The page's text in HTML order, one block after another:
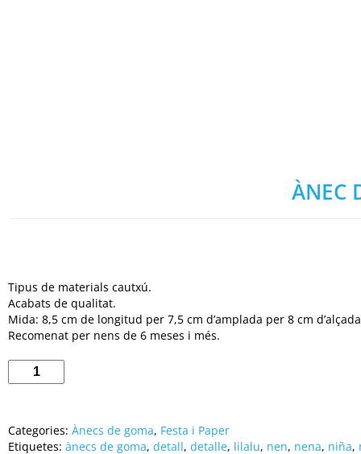
ÀNEC
Tipus de materials cautxú.
Acabats de qualitat.
Mida: 8,5 cm de longitud per 7,5 cm d’amplada per 8 cm
Recomenat per nens de 6 meses i més.
Categories: Ànecs de goma, Festa i Paper
Etiquetes: ànecs de goma, detall, detalle, lilalu, nen, nena, niña,